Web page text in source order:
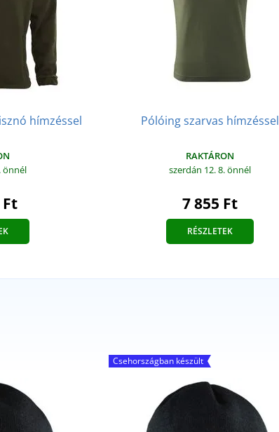
hímzéssel
önnél
Ft
Pólóing szarvas hímzéssel
RAKTÁRON
szerdán 12. 8.önnél
7 855 Ft
RÉSZLETEK
Csehországban készült